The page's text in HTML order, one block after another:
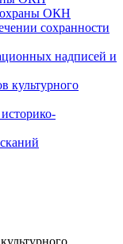
охраны ОКН
сохранности
надписей и
культурного